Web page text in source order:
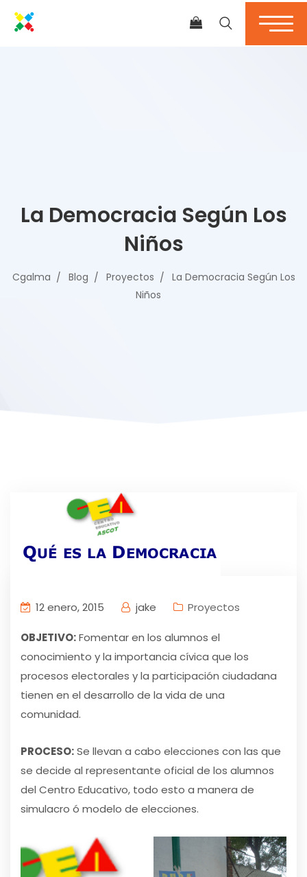
La Democracia Según Los
Niños
Cgalma Blog Proyectos
La Democracia Según Los
Niños
12 enero, 2015 jake Proyectos
OBJETIVO:Fomentar en los alumnos el
conocimiento y la importancia cívica que los
procesos electorales y la participación ciudadana
tienen en el desarrollo de la vida de una
comunidad.
PROCESO:Se llevan a cabo elecciones con las que
se decide al representante oficial de los alumnos
del Centro Educativo, todo esto a manera de
simulacro ó modelo de elecciones.